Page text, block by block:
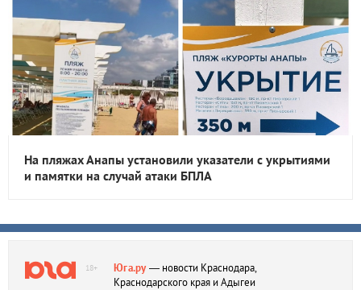
На пляжах Анапы установили указатели с укрытиями
и памятки на случай атаки БПЛА
18+ Юга.ру— новости Краснодара,
Краснодарского края и Адыгеи